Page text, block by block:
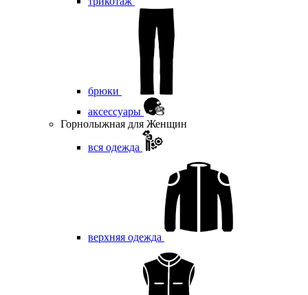
брюки
аксессуары
Горнолыжная для Женщин
вся одежда
верхняя одежда